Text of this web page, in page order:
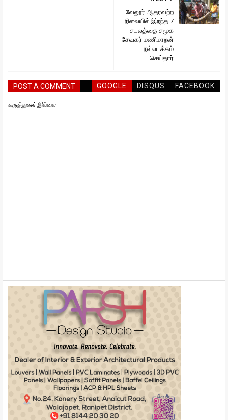
வேலூர் ஆதரவற்ற
நிலையில் இறந்த 7
சடலத்தை சமூக
சேவகர் மணிமாறன்
நல்லடக்கம்
செய்தார்
POST A COMMENT GOOGLE DISQUS FACEBOOK
கருத்துகள் இல்லை